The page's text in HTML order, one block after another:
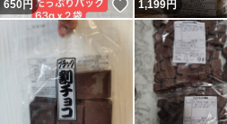
650円 いいね！
1,199円